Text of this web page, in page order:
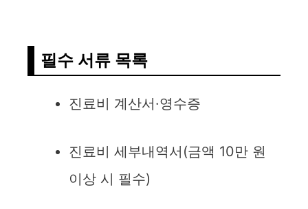
필수 서류 목록
진료비 계산서·영수증
진료비 세부내역서(금액 10만 원
이상 시 필수)